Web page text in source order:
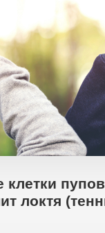
клетки
локтя